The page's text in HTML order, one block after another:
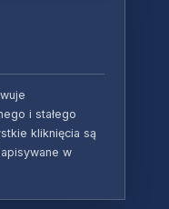
i stałego
kliknięcia są
w